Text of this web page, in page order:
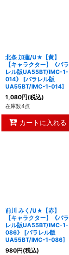
北条 加蓮/U★【黄】
【キャラクター】《パラ
レル版UA55BT/IMC-1-
014》
[パラレル版
UA55BT/IMC-1-014]
1,080円(税込)
在庫数4点
カートに入れる
前川 みく/U★【赤】
【キャラクター】《パラ
レル版UA55BT/IMC-1-
086》
[パラレル版
UA55BT/IMC-1-086]
980円(税込)